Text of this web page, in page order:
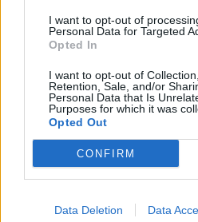
I want to opt-out of
Personal Data for Targeted
Opted In
I want to opt-out of
Retention, Sale, and/or
Personal Data that Is
Purposes for which it was
Opted Out
CONFIRM
Data Deletion Data
birodalomban: egy
csaptak le milliárdokért
készpénzállomány befektetését.